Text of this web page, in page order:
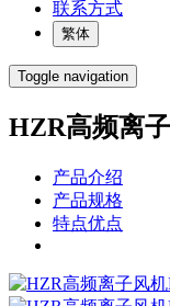
联系方式
繁体
Toggle navigation
HZR高频离
产品介绍
产品规格
特点优点